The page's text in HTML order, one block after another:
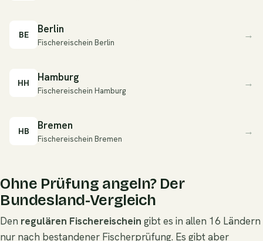
BE Berlin
Fischereischein Berlin
→
HH Hamburg
Fischereischein Hamburg
→
HB Bremen
Fischereischein Bremen
→
Ohne Prüfung angeln? Der
Bundesland-Vergleich
Den regulären Fischereischein gibt es in allen 16 Ländern
nur nach bestandener Fischerprüfung. Es gibt aber